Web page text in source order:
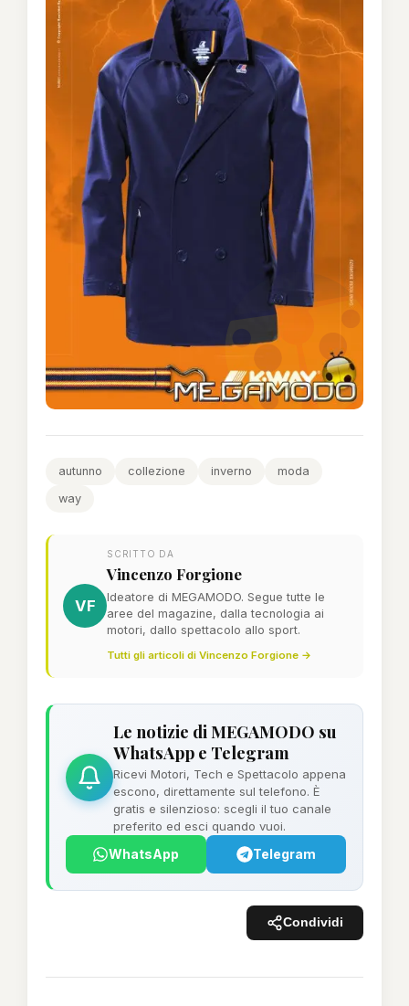
autunno collezione inverno
moda
way
VF
SCRITTO DA
Vincenzo Forgione
Ideatore di MEGAMODO. Segue tutte le
aree del magazine, dalla tecnologia ai
motori, dallo spettacolo allo sport.
Tutti gli articoli di Vincenzo Forgione →
Le notizie di MEGAMODO su
WhatsApp e Telegram
Ricevi Motori, Tech e Spettacolo appena
escono, direttamente sul telefono. È
gratis e silenzioso: scegli il tuo canale
preferito ed esci quando vuoi.
WhatsApp Telegram
Condividi